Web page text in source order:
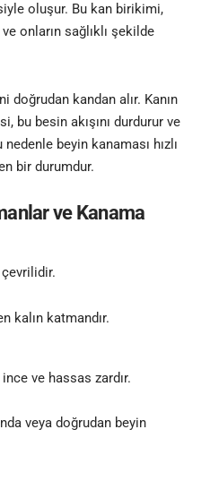
oluşur. Bu kan birikimi,
onların sağlıklı şekilde
kandan alır. Kanın
bu besin akışını durdurur ve
beyin kanaması hızlı
bir durumdur.
ve Kanama
kalın katmandır.
ince ve hassas zardır.
veya doğrudan beyin